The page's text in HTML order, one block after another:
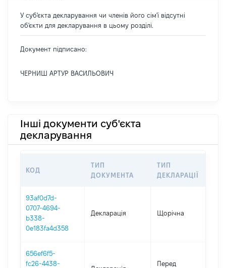
У суб'єкта декларування чи членів його сім'ї відсутні
об'єкти для декларування в цьому розділі.
Документ підписано:
ЧЕРНИШ АРТУР ВАСИЛЬОВИЧ
Інші документи суб'єкта
декларування
КОД
ТИП
ДОКУМЕНТА
ТИП
ДЕКЛАРАЦІЇ
93af0d7d-
0707-4694-
b338-
0e183fa4d358
Декларація Щорічна
656ef6f5-
fc26-4438-
Перед